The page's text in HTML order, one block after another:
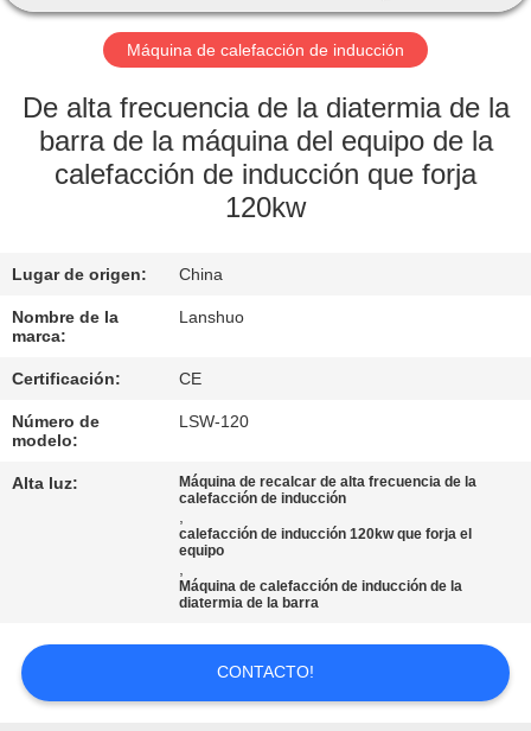
VIAJE
LA
FÁBRICA
CALIDAD
ÉNTRENOS
EN
CONTACTO
CON
UNA
CITA
Máquina de calefacción de inducción
De alta frecuencia de la diatermia de la
barra de la máquina del equipo de la
calefacción de inducción que forja
120kw
Lugar de origen: China
Nombre de la
marca:
Lanshuo
Certificación: CE
Número de
modelo:
LSW-120
Alta luz:
Máquina de recalcar de alta frecuencia de la
calefacción de inducción
,
calefacción de inducción 120kw que forja el
equipo
,
Máquina de calefacción de inducción de la
diatermia de la barra
CONTACTO!